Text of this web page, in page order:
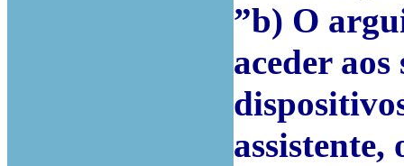
”b) O
aceder
assistente,